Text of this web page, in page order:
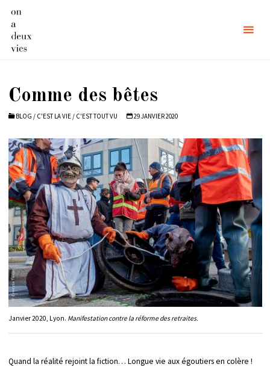
content
Comme des bêtes
BLOG / C'EST LA VIE / C'EST TOUT VU 29 JANVIER 2020
Janvier 2020, Lyon. Manifestation contre la réforme des retraites.
Quand la réalité rejoint la fiction… Longue vie aux égoutiers en colère !